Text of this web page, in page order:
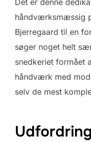
Det er denne
håndværksmæssig
Bjerregaard til en
søger noget helt
snedkeriet formået
håndværk med
selv de mest